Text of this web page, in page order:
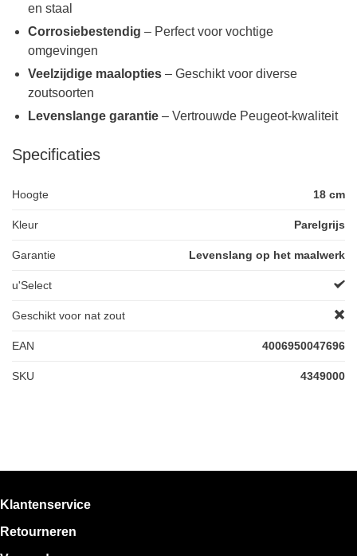
en staal
Corrosiebestendig – Perfect voor vochtige
omgevingen
Veelzijdige maalopties – Geschikt voor diverse
zoutsoorten
Levenslange garantie – Vertrouwde Peugeot-kwaliteit
Specificaties
Hoogte 18 cm
Kleur Parelgrijs
Garantie Levenslang op het maalwerk
u'Select
Geschikt voor nat zout
EAN 4006950047696
SKU 4349000
Klantenservice
Retourneren